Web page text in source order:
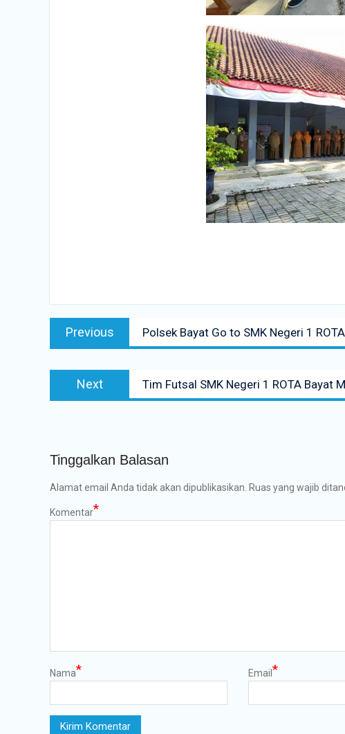
Navigasi
posPrevious
post:
Polsek Bayat Go to SMK Negeri 1
Next
post:
Tim Futsal SMK Negeri 1 ROTA Bayat
Tinggalkan Balasan
Alamat email Anda tidak akan dipublikasikan. Ruas yang wajib
Komentar*
Nama* Email *